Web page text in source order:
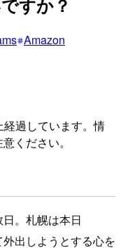
Amazon
過しています。情
ください。
。札幌は本日
外出しようとする心を